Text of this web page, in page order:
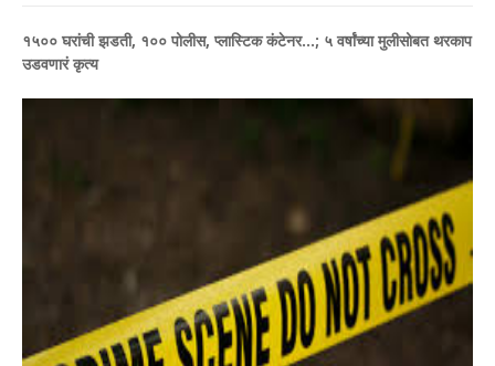
१५०० घरांची झडती, १०० पोलीस, प्लास्टिक कंटेनर...; ५ वर्षांच्या मुलीसोबत थरकाप
उडवणारं कृत्य